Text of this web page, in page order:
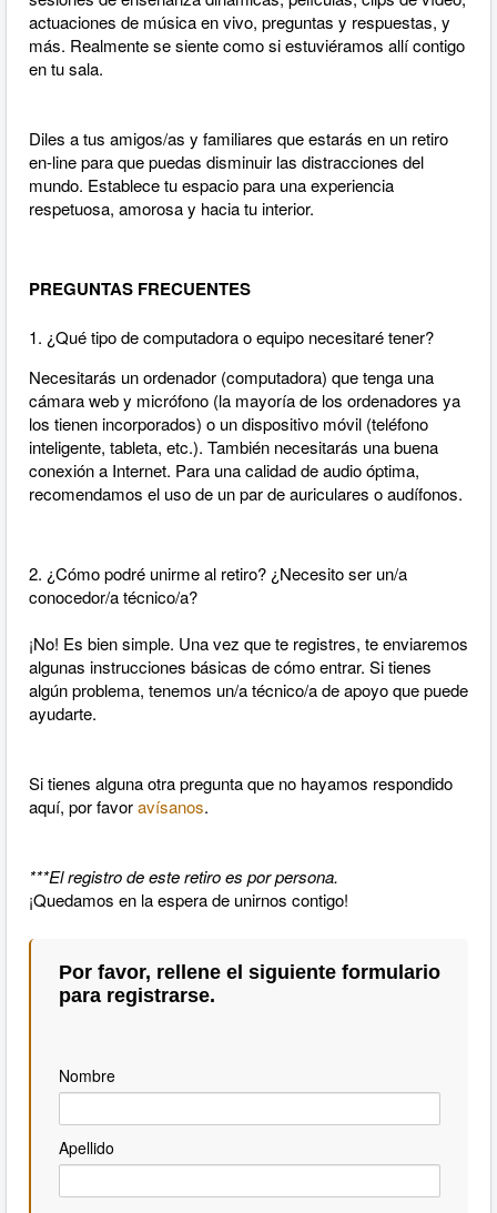
actuaciones de música en vivo, preguntas y respuestas, y
más. Realmente se siente como si estuviéramos allí contigo
en tu sala.
Diles a tus amigos/as y familiares que estarás en un retiro
en-line para que puedas disminuir las distracciones del
mundo. Establece tu espacio para una experiencia
respetuosa, amorosa y hacia tu interior.
PREGUNTAS FRECUENTES
1. ¿Qué tipo de computadora o equipo necesitaré tener?
Necesitarás un ordenador (computadora) que tenga una
cámara web y micrófono (la mayoría de los ordenadores ya
los tienen incorporados) o un dispositivo móvil (teléfono
inteligente, tableta, etc.). También necesitarás una buena
conexión a Internet. Para una calidad de audio óptima,
recomendamos el uso de un par de auriculares o audífonos.
2. ¿Cómo podré unirme al retiro? ¿Necesito ser un/a
conocedor/a técnico/a?
¡No! Es bien simple. Una vez que te registres, te enviaremos
algunas instrucciones básicas de cómo entrar. Si tienes
algún problema, tenemos un/a técnico/a de apoyo que puede
ayudarte.
Si tienes alguna otra pregunta que no hayamos respondido
aquí, por favoravísanos.
***El registro de este retiro es por persona.
¡Quedamos en la espera de unirnos contigo!
Por favor, rellene el siguiente formulario
para registrarse.
Nombre
Apellido